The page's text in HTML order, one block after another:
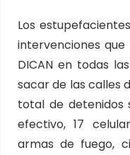
Los
intervenciones
DICAN en todas
sacar de las calles
total de detenidos
efectivo, 17
armas de fuego,